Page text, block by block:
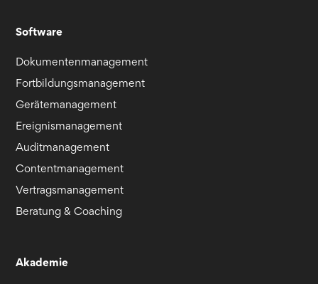
Software
Dokumentenmanagement
Fortbildungsmanagement
Gerätemanagement
Ereignismanagement
Auditmanagement
Contentmanagement
Vertragsmanagement
Beratung & Coaching
Akademie